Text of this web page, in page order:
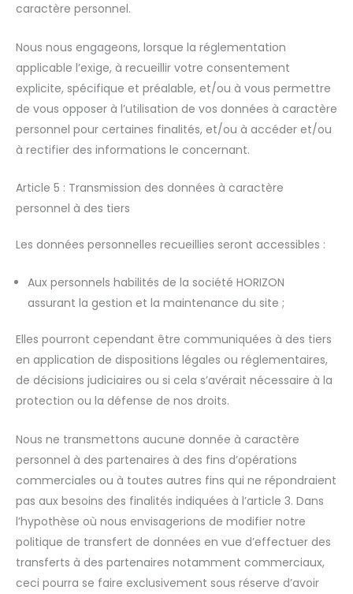
caractère personnel.
Nous nous engageons, lorsque la réglementation
applicable l’exige, à recueillir votre consentement
explicite, spécifique et préalable, et/ou à vous permettre
de vous opposer à l’utilisation de vos données à caractère
personnel pour certaines finalités, et/ou à accéder et/ou
à rectifier des informations le concernant.
Article 5 : Transmission des données à caractère
personnel à des tiers
Les données personnelles recueillies seront accessibles :
Aux personnels habilités de la société HORIZON
assurant la gestion et la maintenance du site ;
Elles pourront cependant être communiquées à des tiers
en application de dispositions légales ou réglementaires,
de décisions judiciaires ou si cela s’avérait nécessaire à la
protection ou la défense de nos droits.
Nous ne transmettons aucune donnée à caractère
personnel à des partenaires à des fins d’opérations
commerciales ou à toutes autres fins qui ne répondraient
pas aux besoins des finalités indiquées à l’article 3. Dans
l’hypothèse où nous envisagerions de modifier notre
politique de transfert de données en vue d’effectuer des
transferts à des partenaires notamment commerciaux,
ceci pourra se faire exclusivement sous réserve d’avoir